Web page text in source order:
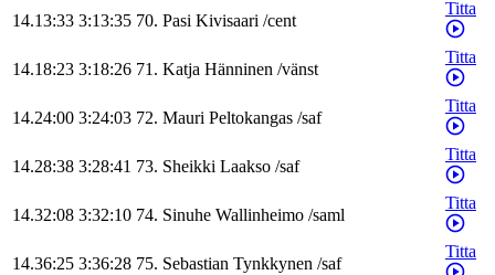
14.13:33 3:13:35 70. Pasi Kivisaari /cent
Titta
14.18:23 3:18:26 71. Katja Hänninen /vänst
Titta
14.24:00 3:24:03 72. Mauri Peltokangas /saf
Titta
14.28:38 3:28:41 73. Sheikki Laakso /saf
Titta
14.32:08 3:32:10 74. Sinuhe Wallinheimo /saml
Titta
14.36:25 3:36:28 75. Sebastian Tynkkynen /saf
Titta